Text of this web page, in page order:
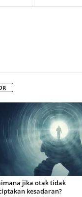
jika otak tidak
kesadaran?